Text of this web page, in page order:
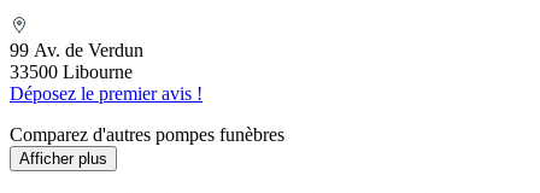
99 Av. de Verdun
33500 Libourne
Déposez le premier avis !
Comparez d'autres pompes funèbres
Afficher plus